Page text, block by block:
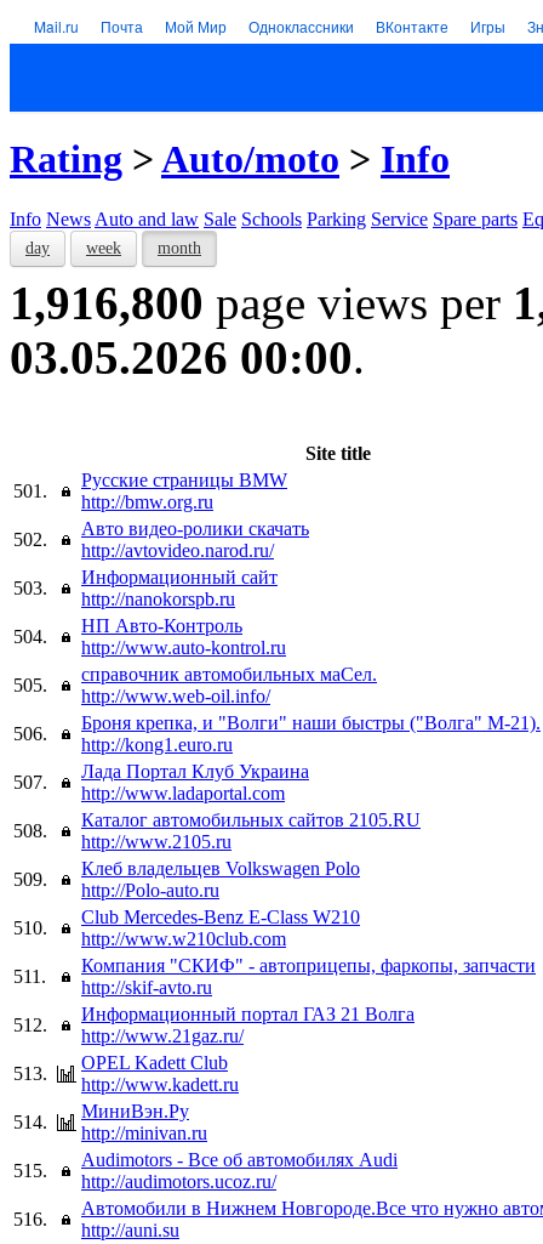
Mail.ru Почта Мой Мир Одноклассники ВКонтакте Игры
Rating >Auto/moto > Info
Info News Auto and law Sale Schools Parking Service Spare parts
day week month
1,916,800 page views per
03.05.2026 00:00.
Site title
501.
Русские страницы BMW
http://bmw.org.ru
502.
Авто видео-ролики скачать
http://avtovideo.narod.ru/
503.
Информационный сайт
http://nanokorspb.ru
504.
НП Авто-Контроль
http://www.auto-kontrol.ru
505.
справочник автомобильных маСел.
http://www.web-oil.info/
506.
Броня крепка, и "Волги" наши быстры ("Волга" М-21).
http://kong1.euro.ru
507.
Лада Портал Клуб Украина
http://www.ladaportal.com
508.
Каталог автомобильных сайтов 2105.RU
http://www.2105.ru
509.
Клеб владельцев Volkswagen Polo
http://Polo-auto.ru
510.
Club Mercedes-Benz E-Class W210
http://www.w210club.com
511.
Компания "СКИФ" - автоприцепы, фаркопы, запчасти
http://skif-avto.ru
512.
Информационный портал ГАЗ 21 Волга
http://www.21gaz.ru/
513.
OPEL Kadett Club
http://www.kadett.ru
514.
МиниВэн.Ру
http://minivan.ru
515.
Audimotors - Все об автомобилях Audi
http://audimotors.ucoz.ru/
516.
Автомобили в Нижнем Новгороде.Все что нужно
http://auni.su